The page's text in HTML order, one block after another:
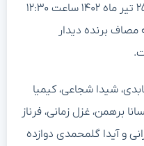
ملی‌پوشان کشورمان روز یکشنبه ۲۵ تیر ماه ۱۴۰۲ ساعت ۱۲:۳۰
برنده دیدار
شیدا شجاعی، کیمیا
برهمن، غزل زمانی، فرناز
و آیدا گلمحمدی دوازده